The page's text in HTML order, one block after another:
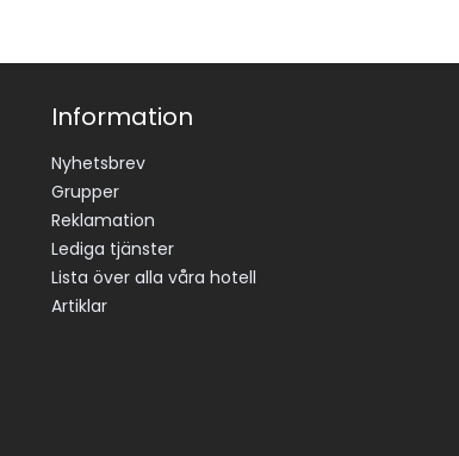
Information
Nyhetsbrev
Grupper
Reklamation
Lediga tjänster
Lista över alla våra hotell
Artiklar